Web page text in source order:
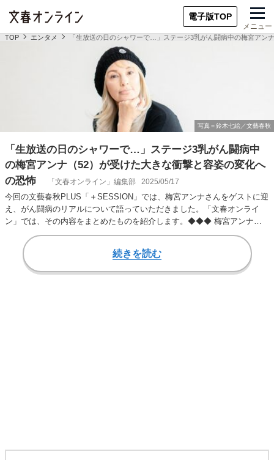
電子版TOP
メニュー
TOP エンタメ 「生放送の日のシャワーで…」ステージ3乳がん闘病中の梅宮アン
「生放送の日のシャワーで…」ステージ3乳がん闘病中
の梅宮アンナ（52）が受けた大きな衝撃と容姿の変化へ
の恐怖
「文春オンライン」編集部 2025/05/17
今回の文藝春秋PLUS「＋SESSION」では、梅宮アンナさんをゲストに迎
え、がん闘病のリアルについて語っていただきました。「文春オンライ
ン」では、その内容をまとめたものを紹介します。◆◆◆ 梅宮アンナさ
んが乳がん…
続きを読む